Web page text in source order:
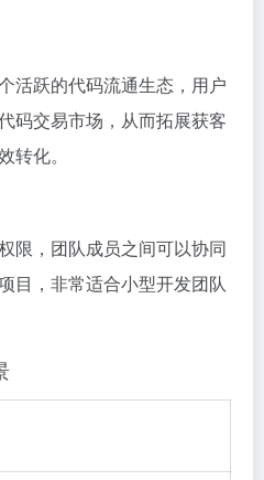
活跃的代码流通生态，用户
码交易市场，从而拓展获客
转化。
限，团队成员之间可以协同
目，非常适合小型开发团队